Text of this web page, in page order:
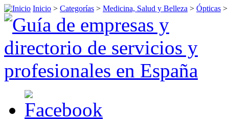
Inicio > Categorías > Medicina, Salud y Belleza > Ópticas >